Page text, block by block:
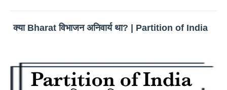
क्या Bharat विभाजन अनिवार्य था? | Partition of India